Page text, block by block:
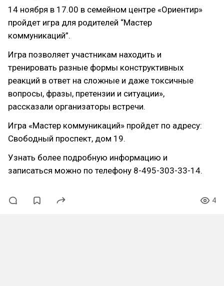
14 ноября в 17.00 в семейном центре «Ориентир»
пройдет игра для родителей “Мастер
коммуникаций”.
Игра позволяет участникам находить и
тренировать разные формы конструктивных
реакций в ответ на сложные и даже токсичные
вопросы, фразы, претензии и ситуации»,
рассказали организаторы встречи.
Игра «Мастер коммуникаций» пройдет по адресу:
Свободный проспект, дом 19.
Узнать более подробную информацию и
записаться можно по телефону 8-495-303-33-14.
4